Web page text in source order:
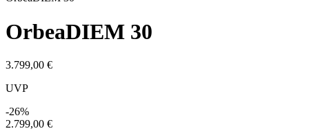
OrbeaDIEM 30
3.799,00 €
UVP
-26%
2.799,00 €